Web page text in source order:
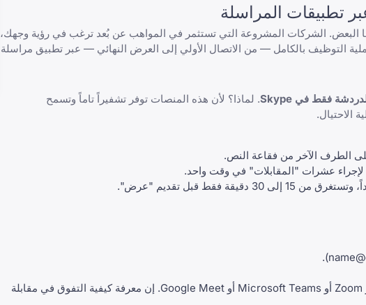
البعض. الشركات المشروعة التي تستثمر في المواهب عن بُعد ترغب في رؤية وجهك،
التوظيف بالكامل — من الاتصال الأولي إلى العرض النهائي — عبر تطبيق مراسلة
. لماذا؟ لأن هذه المنصات توفر تشفيراً تاماً وتسمح
الاحتيال.
الطرف الآخر من فقاعة النص.
لإجراء عشرات "المقابلات" في وقت واحد.
فقط قبل تقديم "عرض".
).
كيفية التفوق في مقابلة